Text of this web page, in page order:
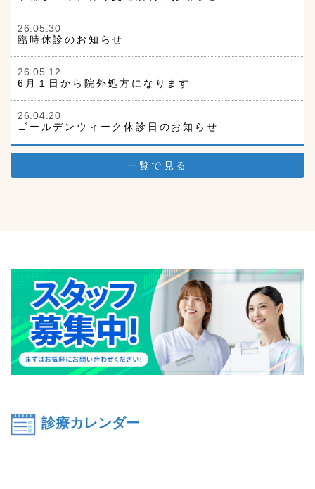
26.05.30
臨時休診のお知らせ
26.05.12
6月１日から院外処方になります
26.04.20
ゴールデンウィーク休診日のお知らせ
一覧で見る
診療カレンダー